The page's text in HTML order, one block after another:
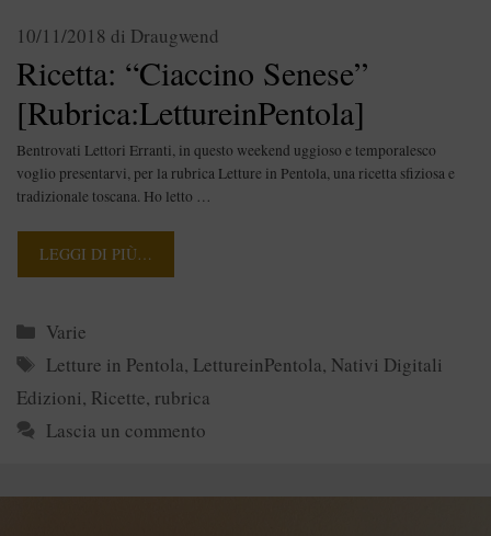
Ricetta: “Ciaccino Senese”
[Rubrica:LettureinPentola]
10/11/2018 di Draugwend
Bentrovati Lettori Erranti, in questo weekend uggioso e temporalesco
voglio presentarvi, per la rubrica Letture in Pentola, una ricetta sfiziosa e
tradizionale toscana. Ho letto …
LEGGI DI PIÙ…
Categorie
Varie
Tag
Letture in Pentola, LettureinPentola, Nativi Digitali
Edizioni, Ricette, rubrica
Lascia un commento